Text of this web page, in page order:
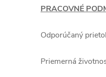
PRACOVNÉ
Odporúčaný
Priemerná